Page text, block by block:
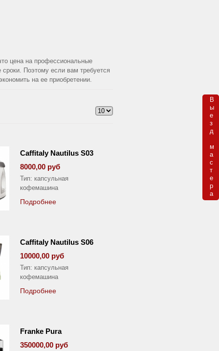
цена на профессиональные
Поэтому если вам требуется
на ее приобретении.
Caffitaly Nautilus S03
8000,00 руб
Тип: капсульная
кофемашина
Подробнее
Caffitaly Nautilus S06
10000,00 руб
Тип: капсульная
кофемашина
Подробнее
Franke Pura
350000,00 руб
В
ы
е
з
д
м
а
с
т
е
р
а